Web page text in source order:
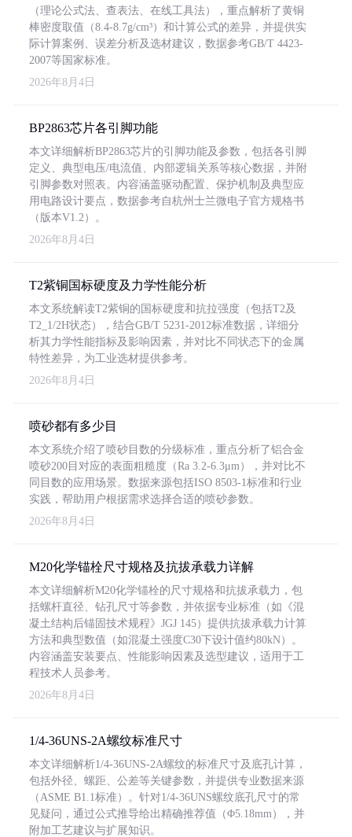
（理论公式法、查表法、在线工具法），重点解析了黄铜
棒密度取值（8.4-8.7g/cm³）和计算公式的差异，并提供实
际计算案例、误差分析及选材建议，数据参考GB/T 4423-
2007等国家标准。
2026年8月4日
BP2863芯片各引脚功能
本文详细解析BP2863芯片的引脚功能及参数，包括各引脚
定义、典型电压/电流值、内部逻辑关系等核心数据，并附
引脚参数对照表。内容涵盖驱动配置、保护机制及典型应
用电路设计要点，数据参考自杭州士兰微电子官方规格书
（版本V1.2）。
2026年8月4日
T2紫铜国标硬度及力学性能分析
本文系统解读T2紫铜的国标硬度和抗拉强度（包括T2及
T2_1/2H状态），结合GB/T 5231-2012标准数据，详细分
析其力学性能指标及影响因素，并对比不同状态下的金属
特性差异，为工业选材提供参考。
2026年8月4日
喷砂都有多少目
本文系统介绍了喷砂目数的分级标准，重点分析了铝合金
喷砂200目对应的表面粗糙度（Ra 3.2-6.3μm），并对比不
同目数的应用场景。数据来源包括ISO 8503-1标准和行业
实践，帮助用户根据需求选择合适的喷砂参数。
2026年8月4日
M20化学锚栓尺寸规格及抗拔承载力详解
本文详细解析M20化学锚栓的尺寸规格和抗拔承载力，包
括螺杆直径、钻孔尺寸等参数，并依据专业标准（如《混
凝土结构后锚固技术规程》JGJ 145）提供抗拔承载力计算
方法和典型数值（如混凝土强度C30下设计值约80kN）。
内容涵盖安装要点、性能影响因素及选型建议，适用于工
程技术人员参考。
2026年8月4日
1/4-36UNS-2A螺纹标准尺寸
本文详细解析1/4-36UNS-2A螺纹的标准尺寸及底孔计算，
包括外径、螺距、公差等关键参数，并提供专业数据来源
（ASME B1.1标准）。针对1/4-36UNS螺纹底孔尺寸的常
见疑问，通过公式推导给出精确推荐值（Φ5.18mm），并
附加工艺建议与扩展知识。